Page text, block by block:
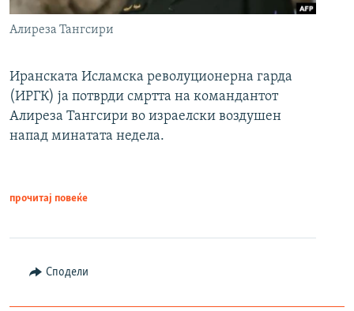
Алиреза Тангсири
Иранската Исламска револуционерна гарда
(ИРГК) ја потврди смртта на командантот
Алиреза Тангсири во израелски воздушен
напад минатата недела.
прочитај повеќе
Сподели